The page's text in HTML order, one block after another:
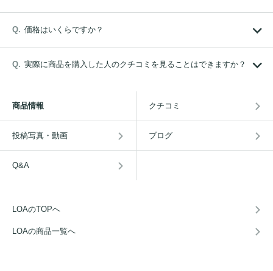
価格はいくらですか？
実際に商品を購入した人のクチコミを見ることはできますか？
商品情報 クチコミ
投稿写真・動画 ブログ
Q&A
LOAのTOPへ
LOAの商品一覧へ